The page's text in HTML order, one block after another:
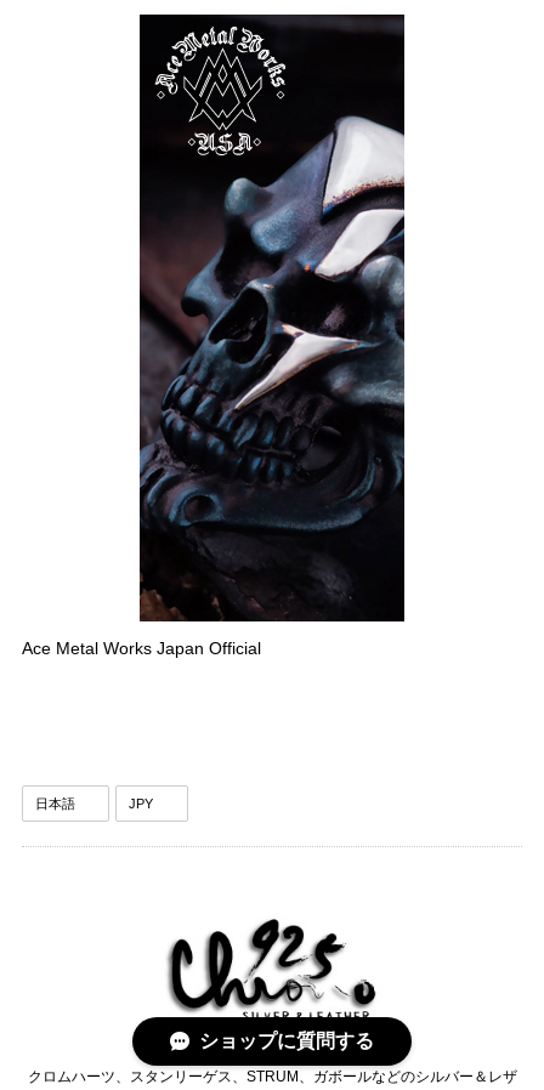
Ace Metal Works Japan Official
クロムハーツ、スタンリーゲス、STRUM、ガボールなどのシルバー＆レザ
ショップに質問する